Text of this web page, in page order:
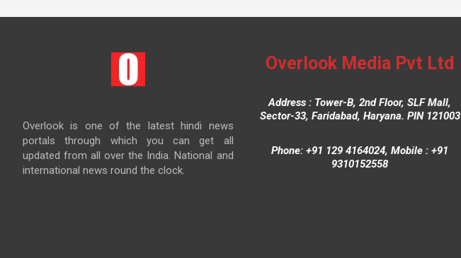
Overlook is one of the latest hindi news
portals through which you can get all
updated from all over the India. National and
international news round the clock.
Overlook Media Pvt Ltd
Address : Tower-B, 2nd Floor, SLF Mall,
Sector-33, Faridabad, Haryana. PIN 121003
Phone: +91 129 4164024, Mobile : +91
9310152558